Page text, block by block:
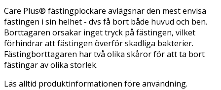
Care Plus® fästingplockare avlägsnar den mest envisa
fästingen i sin helhet - dvs få bort både huvud och ben.
Borttagaren orsakar inget tryck på fästingen, vilket
förhindrar att fästingen överför skadliga bakterier.
Fästingborttagaren har två olika skåror för att ta bort
fästingar av olika storlek.
Läs alltid produktinformationen före användning.